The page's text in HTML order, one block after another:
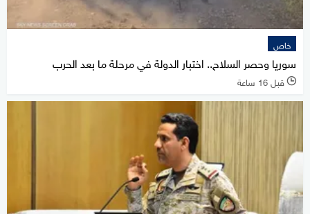
خاص
سوريا وحصر السلاح.. اختبار الدولة في مرحلة ما بعد الحرب
l قبل 16 ساعة